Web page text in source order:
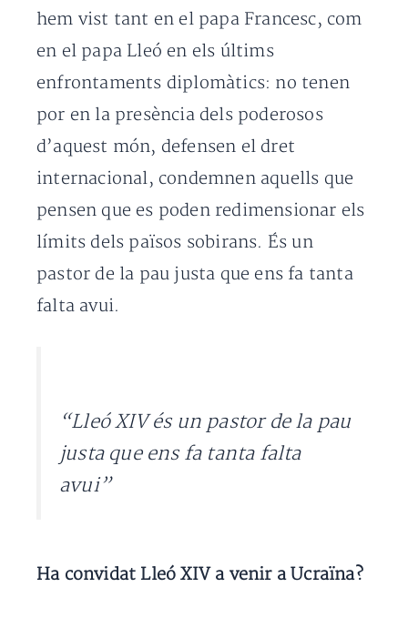
hem vist tant en el papa Francesc, com
en el papa Lleó en els últims
enfrontaments diplomàtics: no tenen
por en la presència dels poderosos
d’aquest món, defensen el dret
internacional, condemnen aquells que
pensen que es poden redimensionar els
límits dels països sobirans. És un
pastor de la pau justa que ens fa tanta
falta avui.
“Lleó XIV és un pastor de la pau
justa que ens fa tanta falta
avui”
Ha convidat Lleó XIV a venir a Ucraïna?